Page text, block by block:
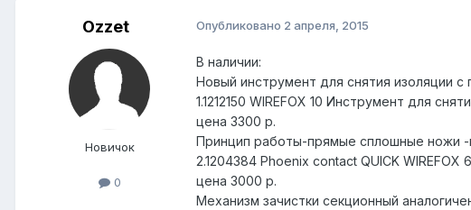
Ozzet
Новичок
0
Опубликовано 2 апреля, 2015
В наличии:
Новый инструмент для снятия изоляции
1.1212150 WIREFOX 10 Инструмент для
цена 3300 р.
Принцип работы-прямые сплошные ножи -
2.1204384 Phoenix contact QUICK
цена 3000 р.
Механизм зачистки секционный